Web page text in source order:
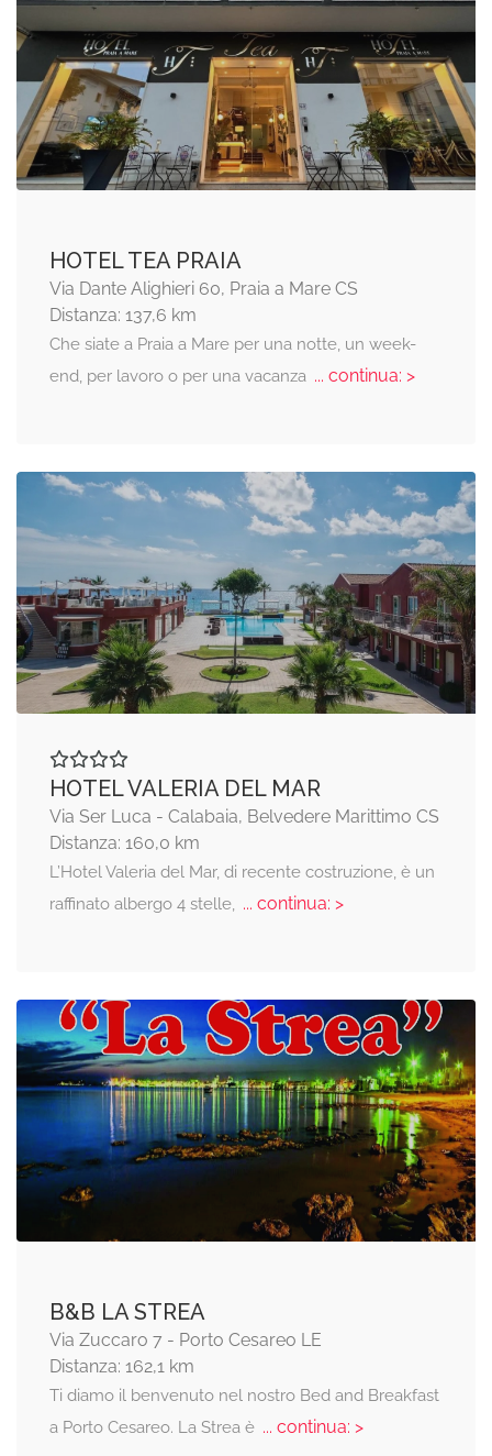
HOTEL TEA PRAIA
Via Dante Alighieri 60, Praia a Mare CS
Distanza: 137,6 km
Che siate a Praia a Mare per una notte, un week-
end, per lavoro o per una vacanza... continua: >
HOTEL VALERIA DEL MAR
Via Ser Luca - Calabaia, Belvedere Marittimo CS
Distanza: 160,0 km
L’Hotel Valeria del Mar, di recente costruzione, è un
raffinato albergo 4 stelle, ... continua: >
B&B LA STREA
Via Zuccaro 7 - Porto Cesareo LE
Distanza: 162,1 km
Ti diamo il benvenuto nel nostro Bed and Breakfast
a Porto Cesareo. La Strea è... continua: >